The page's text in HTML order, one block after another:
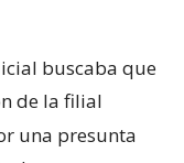
buscaba que
de la filial
una presunta